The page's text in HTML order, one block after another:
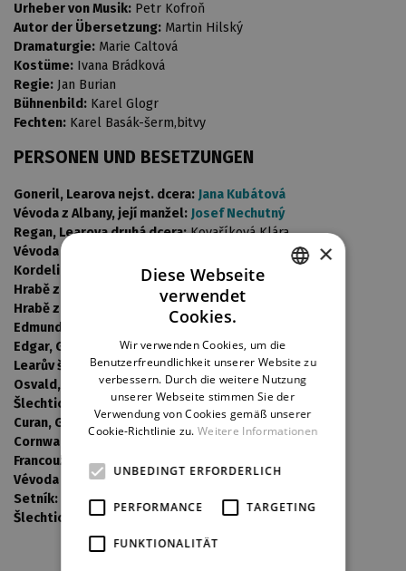
Urheber von Musik: Petr Kofroň
Autor der Übersetzung: Martin Hilský
Dramaturgie: Marie Caltová
Kostüme: Ivana Brádková
Regie: Jan Burian
Bühnenbild: Karel Glogr
Fechten: Karel Basák-šerm,bitvy
PERSONEN UND BESETZUNGEN
Goneril, Learova nejst. dcera: Jana Kubátová
Vévoda z Albany, její manžel: Josef Nechutný
Regan, Learova druhá dcera: Kovaříková Klára
Vévoda z Cornwallu, Reg. man.:
Zindulka Jakub
Kordelie, Learova nejml. dcera: Čermáková Ludmila
Hrabě z Kentu:
Mucha Zdeněk
Hrabě z Glostru:
Vrabec Viktor
Edmund, Glostr. nemanž. syn: Martin Stránský
Edgar, Glostr. mladší syn: Zdeněk Rohlíček
Learův šašek: Antonín Procházka
Osvald, Gonerilin správce: Michal Štěrba
Šlechtic:
Štrich Michal
Curan, Glostrův sluha: Miloslav Krejsa
Cornwallův sluha:
Francouzský král:
Vévoda burgundský: Šťastný Jakub / Šmíd Pavel
Setník:
Martin Chmelař
Šlechtici, vojáci a sluhové:
externisté
GERMAN
×
Diese Webseite
verwendet
Cookies.
Wir verwenden Cookies, um die
Benutzerfreundlichkeit unserer Website zu
verbessern. Durch die weitere Nutzung
unserer Webseite stimmen Sie der
Verwendung von Cookies gemäß unserer
Cookie-Richtlinie zu. Weitere Informationen
UNBEDINGT ERFORDERLICH
PERFORMANCE TARGETING
FUNKTIONALITÄT